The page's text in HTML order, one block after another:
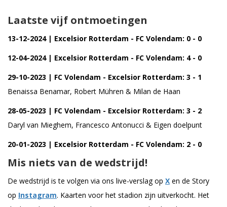
Laatste vijf ontmoetingen
13-12-2024 | Excelsior Rotterdam - FC Volendam: 0 - 0
12-04-2024 | Excelsior Rotterdam - FC Volendam: 4 - 0
29-10-2023 | FC Volendam - Excelsior Rotterdam: 3 - 1
Benaissa Benamar, Robert Mühren & Milan de Haan
28-05-2023 | FC Volendam - Excelsior Rotterdam: 3 - 2
Daryl van Mieghem, Francesco Antonucci & Eigen doelpunt
20-01-2023 | Excelsior Rotterdam - FC Volendam: 2 - 0
Mis niets van de wedstrijd!
De wedstrijd is te volgen via ons live-verslag op X en de Story
op Instagram. Kaarten voor het stadion zijn uitverkocht. Het